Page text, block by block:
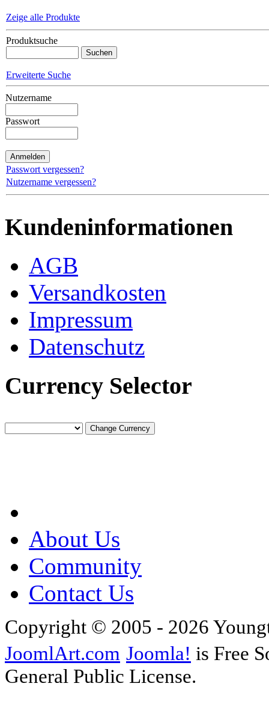
Zeige alle Produkte
Produktsuche
Erweiterte Suche
Nutzername
Passwort
Passwort vergessen?
Nutzername vergessen?
Kundeninformationen
AGB
Versandkosten
Impressum
Datenschutz
Currency Selector
About Us
Community
Contact Us
Copyright © 2005 - 2026
JoomlArt.com Joomla! is Free
General Public License.